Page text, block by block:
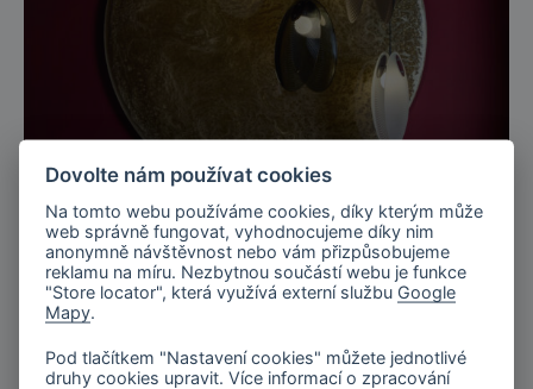
Miláno, Itálie
Salone del mobile, EUROLUCE 2025
Dovolte nám používat cookies
Na tomto webu používáme cookies, díky kterým může
web správně fungovat, vyhodnocujeme díky nim
anonymně návštěvnost nebo vám přizpůsobujeme
reklamu na míru. Nezbytnou součástí webu je funkce
"Store locator", která využívá externí službu Google
Mapy.
Pod tlačítkem "Nastavení cookies" můžete jednotlivé
druhy cookies upravit. Více informací o zpracování